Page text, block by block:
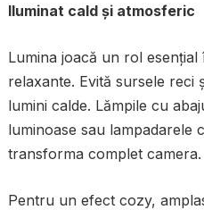
Iluminat cald și atmosferic
Lumina joacă un rol
relaxante. Evită sursele reci
lumini calde. Lămpile cu
luminoase sau lampadarele
transforma complet camera.
Pentru un efect cozy,